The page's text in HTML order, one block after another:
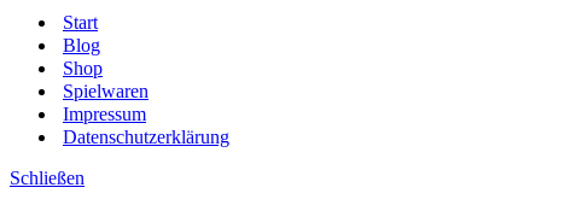
Start
Blog
Shop
Spielwaren
Impressum
Datenschutzerklärung
Schließen